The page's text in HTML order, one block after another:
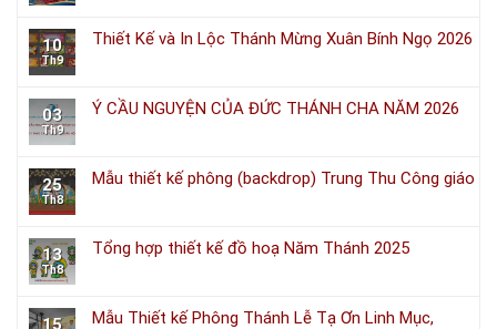
10
Th9
Thiết Kế và In Lộc Thánh Mừng Xuân Bính Ngọ 2026
03
Th9
Ý CẦU NGUYỆN CỦA ĐỨC THÁNH CHA NĂM 2026
25
Th8
Mẫu thiết kế phông (backdrop) Trung Thu Công giáo
13
Th8
Tổng hợp thiết kế đồ hoạ Năm Thánh 2025
15
Mẫu Thiết kế Phông Thánh Lễ Tạ Ơn Linh Mục,